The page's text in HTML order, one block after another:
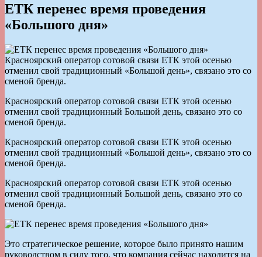
ЕТК перенес время проведения
«Большого дня»
Красноярский оператор сотовой связи ЕТК этой осенью
отменил свой традиционный «Большой день», связано это со
сменой бренда.
Красноярский оператор сотовой связи ЕТК этой осенью
отменил свой традиционный Большой день, связано это со
сменой бренда.
Красноярский оператор сотовой связи ЕТК этой осенью
отменил свой традиционный «Большой день», связано это со
сменой бренда.
Красноярский оператор сотовой связи ЕТК этой осенью
отменил свой традиционный Большой день, связано это со
сменой бренда.
Это стратегическое решение, которое было принято нашим
руководством в силу того, что компания сейчас находится на